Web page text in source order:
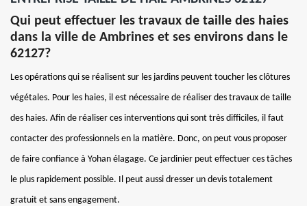
Qui peut effectuer les travaux de taille des haies
dans la ville de Ambrines et ses environs dans le
62127?
Les opérations qui se réalisent sur les jardins peuvent toucher les clôtures
végétales. Pour les haies, il est nécessaire de réaliser des travaux de taille
des haies. Afin de réaliser ces interventions qui sont très difficiles, il faut
contacter des professionnels en la matière. Donc, on peut vous proposer
de faire confiance à Yohan élagage. Ce jardinier peut effectuer ces tâches
le plus rapidement possible. Il peut aussi dresser un devis totalement
gratuit et sans engagement.